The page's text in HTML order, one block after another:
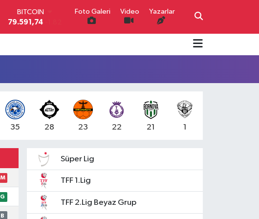
BITCOIN
79.591,74
DOLAR
61,60380 0.18
6862,09000 0.19
BİST100
14.598,00 0
Foto Galeri Video Yazarlar
35 28 23 22 21 1
M
G
B
Süper Lig
TFF 1.Lig
TFF 2.Lig Beyaz Grup